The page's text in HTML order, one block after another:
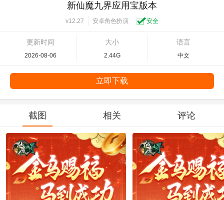
新仙魔九界应用宝版本
v12.27 安卓角色扮演 安全
更新时间
2026-08-06
大小
2.44G
语言
中文
立即下载
截图 相关 评论